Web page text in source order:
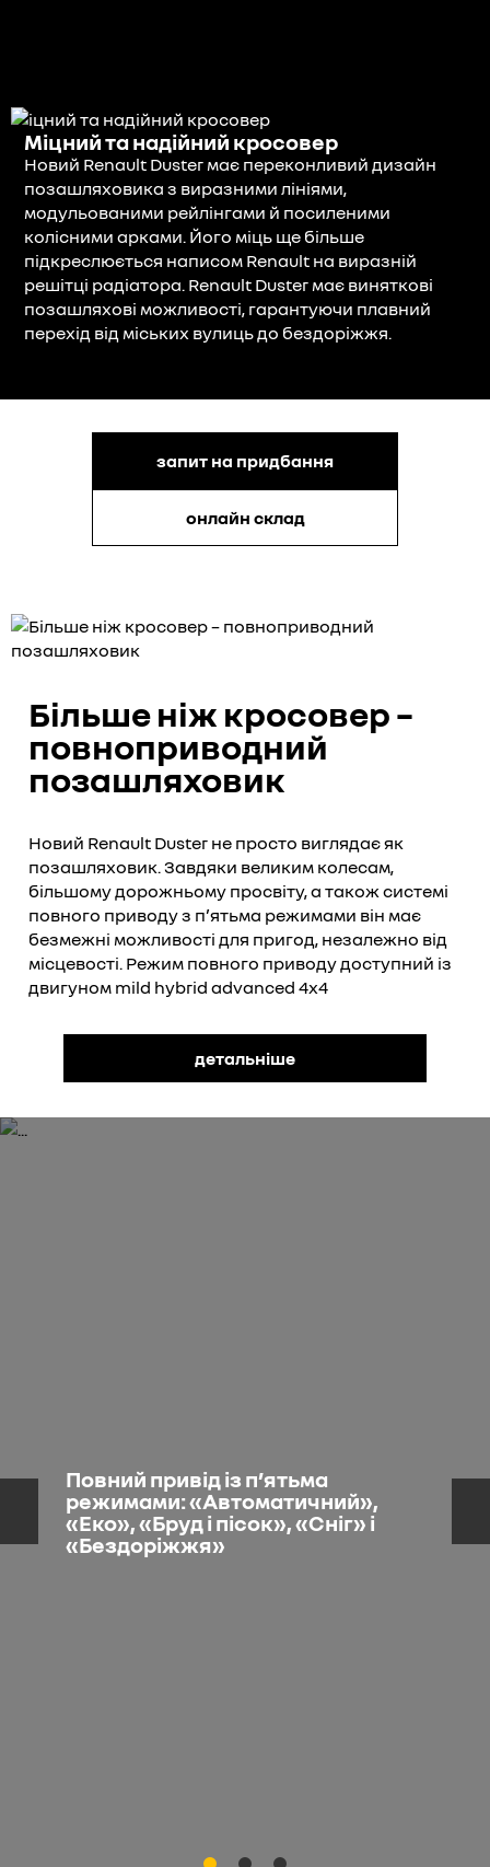
Міцний та надійний кросовер
Новий Renault Duster має переконливий дизайн
позашляховика з виразними лініями,
модульованими рейлінгами й посиленими
колісними арками. Його міць ще більше
підкреслюється написом Renault на виразній
решітці радіатора. Renault Duster має виняткові
позашляхові можливості, гарантуючи плавний
перехід від міських вулиць до бездоріжжя.
запит на придбання
онлайн склад
Більше ніж кросовер –
повноприводний
позашляховик
Новий Renault Duster не просто виглядає як
позашляховик. Завдяки великим колесам,
більшому дорожньому просвіту, а також системі
повного приводу з пʼятьма режимами він має
безмежні можливості для пригод, незалежно від
місцевості. Режим повного приводу доступний із
двигуном mild hybrid advanced 4x4
детальніше
Повний привід із пʼятьма
режимами: «Автоматичний»,
«Еко», «Бруд і пісок», «Сніг» і
«Бездоріжжя»